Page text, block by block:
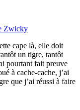
Zwicky
cape là, elle doit
un tigre, tantôt
pourtant fait preuve
cache-cache, j’ai
j’ai réussi à faire